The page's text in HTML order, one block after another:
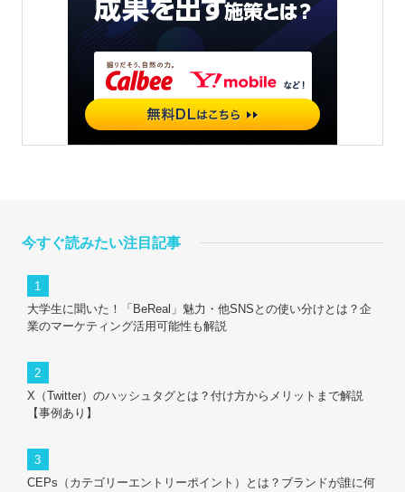
今すぐ読みたい注目記事
大学生に聞いた！「BeReal」魅力・他SNSとの使い分けとは？企
業のマーケティング活用可能性も解説
X（Twitter）のハッシュタグとは？付け方からメリットまで解説
【事例あり】
CEPs（カテゴリーエントリーポイント）とは？ブランドが誰に何